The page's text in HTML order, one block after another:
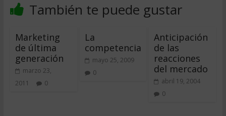
También te puede gustar
Marketing
de última
generación
marzo 23,
2011
0
La
competencia
mayo 25, 2009
0
Anticipación
de las
reacciones
del mercado
abril 19, 2004
0